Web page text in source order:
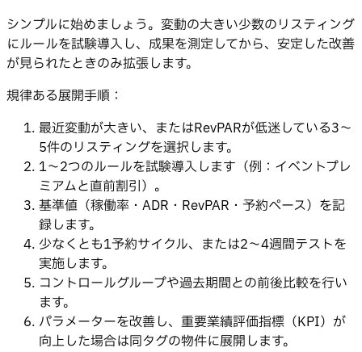
シンプルに始めましょう。変動の大きい少数のリスティング
にルールを試験導入し、成果を測定してから、安定した改善
が見られたときのみ拡張します。
規律ある展開手順：
最近変動が大きい、またはRevPARが低迷している3〜
5件のリスティングを選択します。
1〜2つのルールを試験導入します（例：イベントプレ
ミアムと直前割引）。
基準値（稼働率・ADR・RevPAR・予約ペース）を記
録します。
少なくとも1予約サイクル、または2〜4週間テストを
実施します。
コントロールグループや過去期間との前後比較を行い
ます。
パラメーターを改善し、重要業績評価指標（KPI）が
向上した場合は同タグの物件に展開します。